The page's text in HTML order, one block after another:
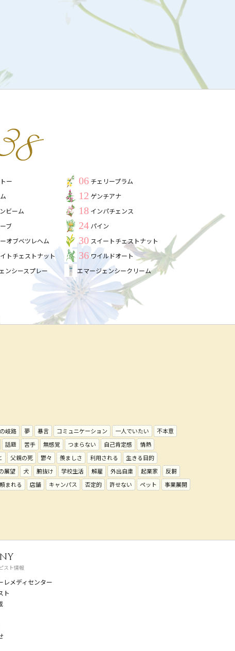
ー 06 チェリープラム
12 ゲンチアナ
ビーム 18 インパチェンス
ブ 24 パイン
オブベツレヘム 30 スイートチェストナット
トチェストナット 36ワイルドオート
ンシースプレー エマージェンシークリーム
岐路 夢 暴言 コミュニケーション 一人でいたい
不本意
話題 苦手 無感覚 つまらない 自己肯定感
情熱
父親の死 鬱々 羨ましさ 利用される
生きる目的
展望 犬 腑抜け 学校生活 解雇 外出自粛 起業家
反芻
頼まれる 店舗 キャンパス 否定的 許せない ペット
事業展開
スト情報
レメディセンター
ト